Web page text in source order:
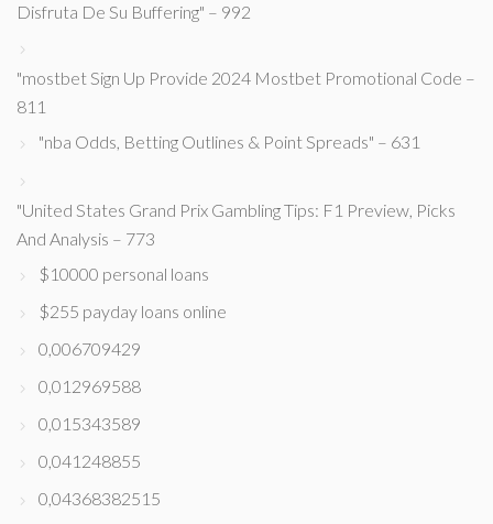
Disfruta De Su Buffering" – 992
"mostbet Sign Up Provide 2024 Mostbet Promotional Code –
811
"nba Odds, Betting Outlines & Point Spreads" – 631
"United States Grand Prix Gambling Tips: F1 Preview, Picks
And Analysis – 773
$10000 personal loans
$255 payday loans online
0,006709429
0,012969588
0,015343589
0,041248855
0,04368382515